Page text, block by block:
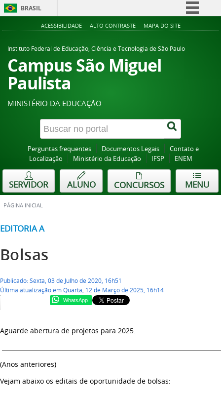
BRASIL
Simplifique!
Acesso à informação
ACESSIBILIDADE ALTO CONTRASTE MAPA DO SITE
Instituto Federal de Educação, Ciência e Tecnologia de São Paulo
Campus São Miguel
Paulista
MINISTÉRIO DA EDUCAÇÃO
Perguntas frequentes Documentos Legais
Contato e
Localização
Ministério da Educação IFSP ENEM
PÁGINA INICIAL
SERVIDOR ALUNO CONCURSOS MENU
EDITORIA A
Bolsas
Publicado: Sexta, 03 de Julho de 2020, 16h51
Última atualização em Quarta, 12 de Março de 2025, 16h14
WhatsApp
Aguarde abertura de projetos para 2025.
(Anos anteriores)
Vejam abaixo os editais de oportunidade de bolsas: